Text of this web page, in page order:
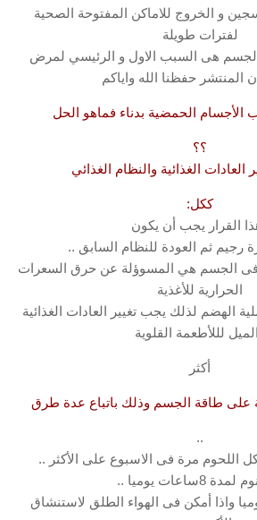
و الخروج للاماكن المفتوحة الصحية
لفترات طويلة
هى السبب الاول و الرئيسي لمرض
المنتشر حفظنا الله واياكم
الأجسام الحمضية بدناء فماهو الحل
؟؟
العادات الغذائية والنظام الغذائي
ككل:
القرار يجب أن يكون
رجيم ثم العودة للنظام السابق ..
فى الجسم هي المسوؤلة عن حرق السعرات
الحرارية للأغذية
الهضم لذلك يجب تغيير العادات الغذائية
لللأطعمة القلوية
أكثر
على طاقة الجسم وذلك باتباع عدة طرق
..
واذا أمكن فى الهواء الطلق لاستنشاق